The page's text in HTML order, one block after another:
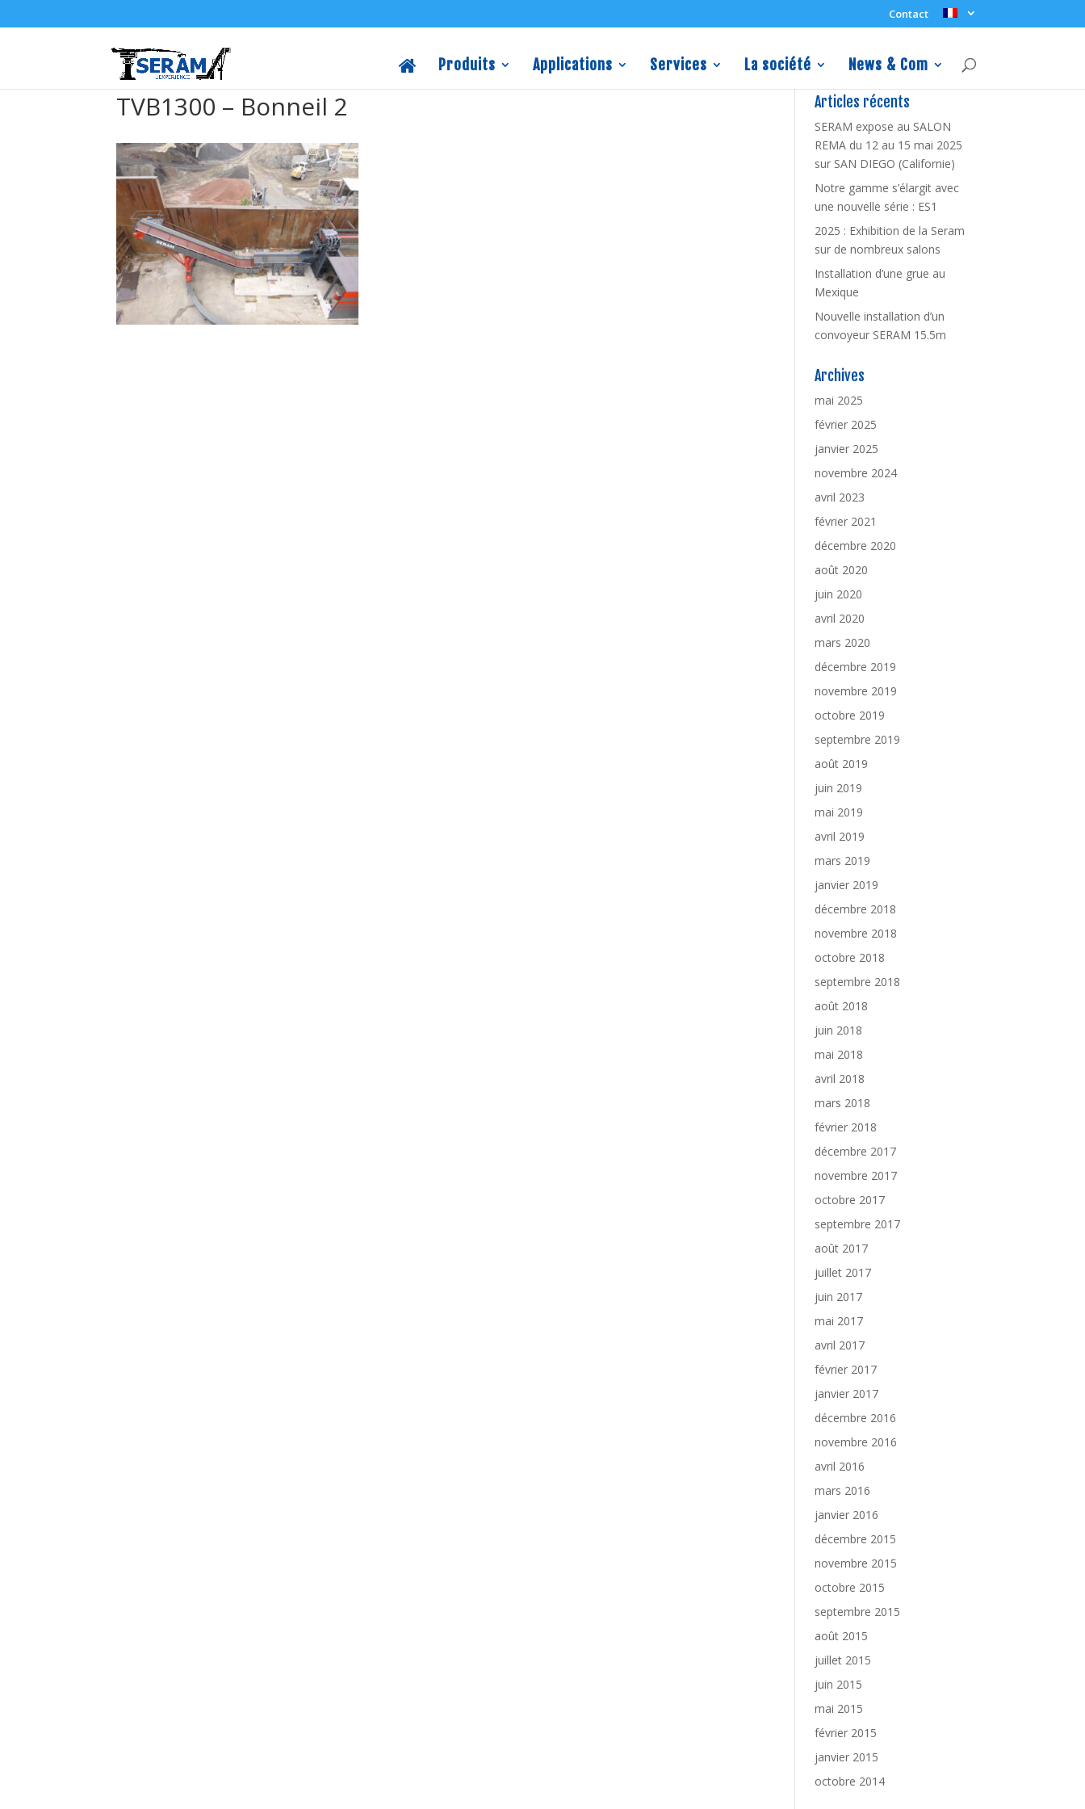
Contact
Produits Applications Services La société News & Com
TVB1300 – Bonneil 2 Articles récents
SERAM expose au SALON
REMA du 12 au 15 mai 2025
sur SAN DIEGO (Californie)
Notre gamme s’élargit avec
une nouvelle série : ES1
2025 : Exhibition de la Seram
sur de nombreux salons
Installation d’une grue au
Mexique
Nouvelle installation d’un
convoyeur SERAM 15.5m
Archives
mai 2025
février 2025
janvier 2025
novembre 2024
avril 2023
février 2021
décembre 2020
août 2020
juin 2020
avril 2020
mars 2020
décembre 2019
novembre 2019
octobre 2019
septembre 2019
août 2019
juin 2019
mai 2019
avril 2019
mars 2019
janvier 2019
décembre 2018
novembre 2018
octobre 2018
septembre 2018
août 2018
juin 2018
mai 2018
avril 2018
mars 2018
février 2018
décembre 2017
novembre 2017
octobre 2017
septembre 2017
août 2017
juillet 2017
juin 2017
mai 2017
avril 2017
février 2017
janvier 2017
décembre 2016
novembre 2016
avril 2016
mars 2016
janvier 2016
décembre 2015
novembre 2015
octobre 2015
septembre 2015
août 2015
juillet 2015
juin 2015
mai 2015
février 2015
janvier 2015
octobre 2014